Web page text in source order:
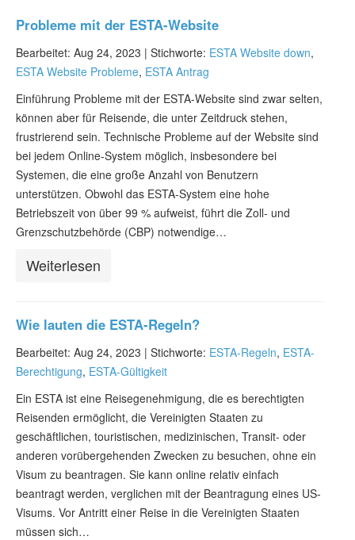
Was ist ESTA?
ESTA status überprüfen
ESTA Artikel
Kontakt
Probleme mit der ESTA-Website
Bearbeitet: Aug 24, 2023 | Stichworte: ESTA Website down,
ESTA Website Probleme, ESTA Antrag
Einführung Probleme mit der ESTA-Website sind zwar selten,
können aber für Reisende, die unter Zeitdruck stehen,
frustrierend sein. Technische Probleme auf der Website sind
bei jedem Online-System möglich, insbesondere bei
Systemen, die eine große Anzahl von Benutzern
unterstützen. Obwohl das ESTA-System eine hohe
Betriebszeit von über 99 % aufweist, führt die Zoll- und
Grenzschutzbehörde (CBP) notwendige…
Weiterlesen
Wie lauten die ESTA-Regeln?
Bearbeitet: Aug 24, 2023 | Stichworte: ESTA-Regeln, ESTA-
Berechtigung, ESTA-Gültigkeit
Ein ESTA ist eine Reisegenehmigung, die es berechtigten
Reisenden ermöglicht, die Vereinigten Staaten zu
geschäftlichen, touristischen, medizinischen, Transit- oder
anderen vorübergehenden Zwecken zu besuchen, ohne ein
Visum zu beantragen. Sie kann online relativ einfach
beantragt werden, verglichen mit der Beantragung eines US-
Visums. Vor Antritt einer Reise in die Vereinigten Staaten
müssen sich…